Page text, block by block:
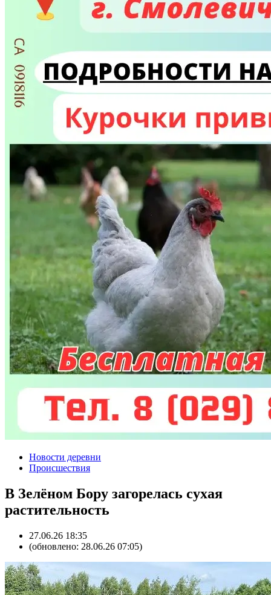
Новости деревни
Происшествия
В Зелёном Бору загорелась сухая
растительность
27.06.26 18:35
(обновлено: 28.06.26 07:05)